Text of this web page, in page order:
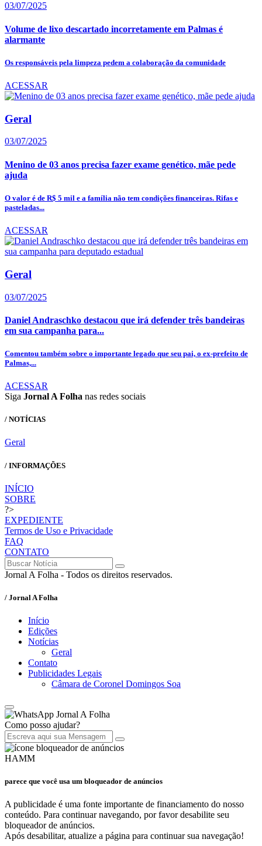
03/07/2025
Volume de lixo descartado incorretamente em Palmas é
alarmante
Os responsáveis pela limpeza pedem a colaboração da comunidade
ACESSAR
Geral
03/07/2025
Menino de 03 anos precisa fazer exame genético, mãe pede
ajuda
O valor é de R$ 5 mil e a família não tem condições financeiras. Rifas e
pasteladas...
ACESSAR
Geral
03/07/2025
Daniel Andraschko destacou que irá defender três bandeiras
em sua campanha para...
Comentou também sobre o importante legado que seu pai, o ex-prefeito de
Palmas,...
ACESSAR
Siga Jornal A Folha nas redes sociais
/ NOTÍCIAS
Geral
/ INFORMAÇÕES
INÍCIO
SOBRE
?>
EXPEDIENTE
Termos de Uso e Privacidade
FAQ
CONTATO
Jornal A Folha - Todos os direitos reservados.
/ Jornal A Folha
Início
Edições
Notícias
Geral
Contato
Publicidades Legais
Câmara de Coronel Domingos Soa
Jornal A Folha
Como posso ajudar?
HAMM
parece que você usa um bloqueador de anúncios
A publicidade é uma fonte importante de financiamento do nosso
conteúdo. Para continuar navegando, por favor desabilite seu
bloqueador de anúncios.
Após desabilitar, atualize a página para continuar sua navegação!